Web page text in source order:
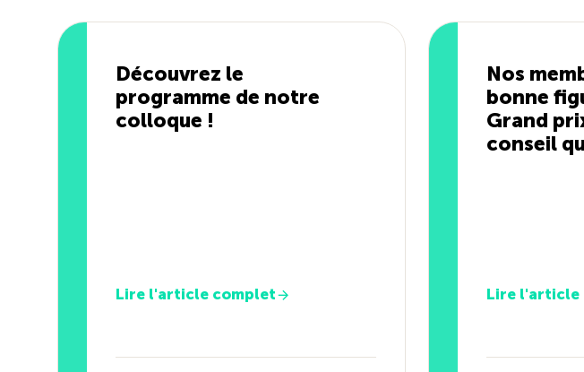
Découvrez le
programme de notre
colloque !
Lire l'article complet
Nos
bonne
Grand
conseil
Lire l'article